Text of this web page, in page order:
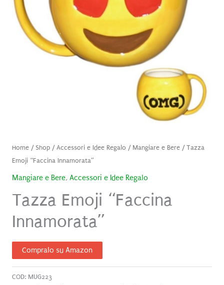
Home/ Shop/Accessori e Idee Regalo / Mangiare e Bere/ Tazza
Emoji “Faccina Innamorata”
Mangiare e Bere, Accessori e Idee Regalo
Tazza Emoji “Faccina
Innamorata”
Compralo su Amazon
COD: MUG223